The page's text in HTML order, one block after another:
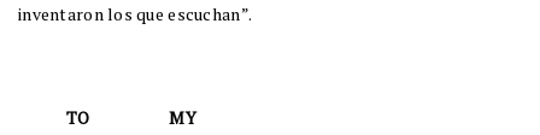
inventaron los que escuchan”.
TO MY